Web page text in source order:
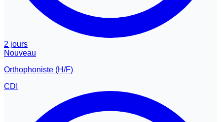
2 jours
Nouveau
Orthophoniste (H/F)
CDI